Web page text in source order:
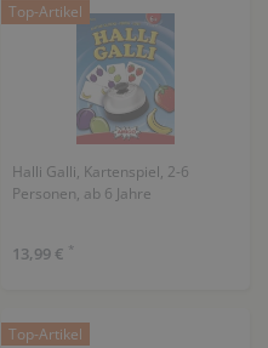
Top-Artikel
Halli Galli, Kartenspiel, 2-6
Personen, ab 6 Jahre
13,99 € *
Top-Artikel